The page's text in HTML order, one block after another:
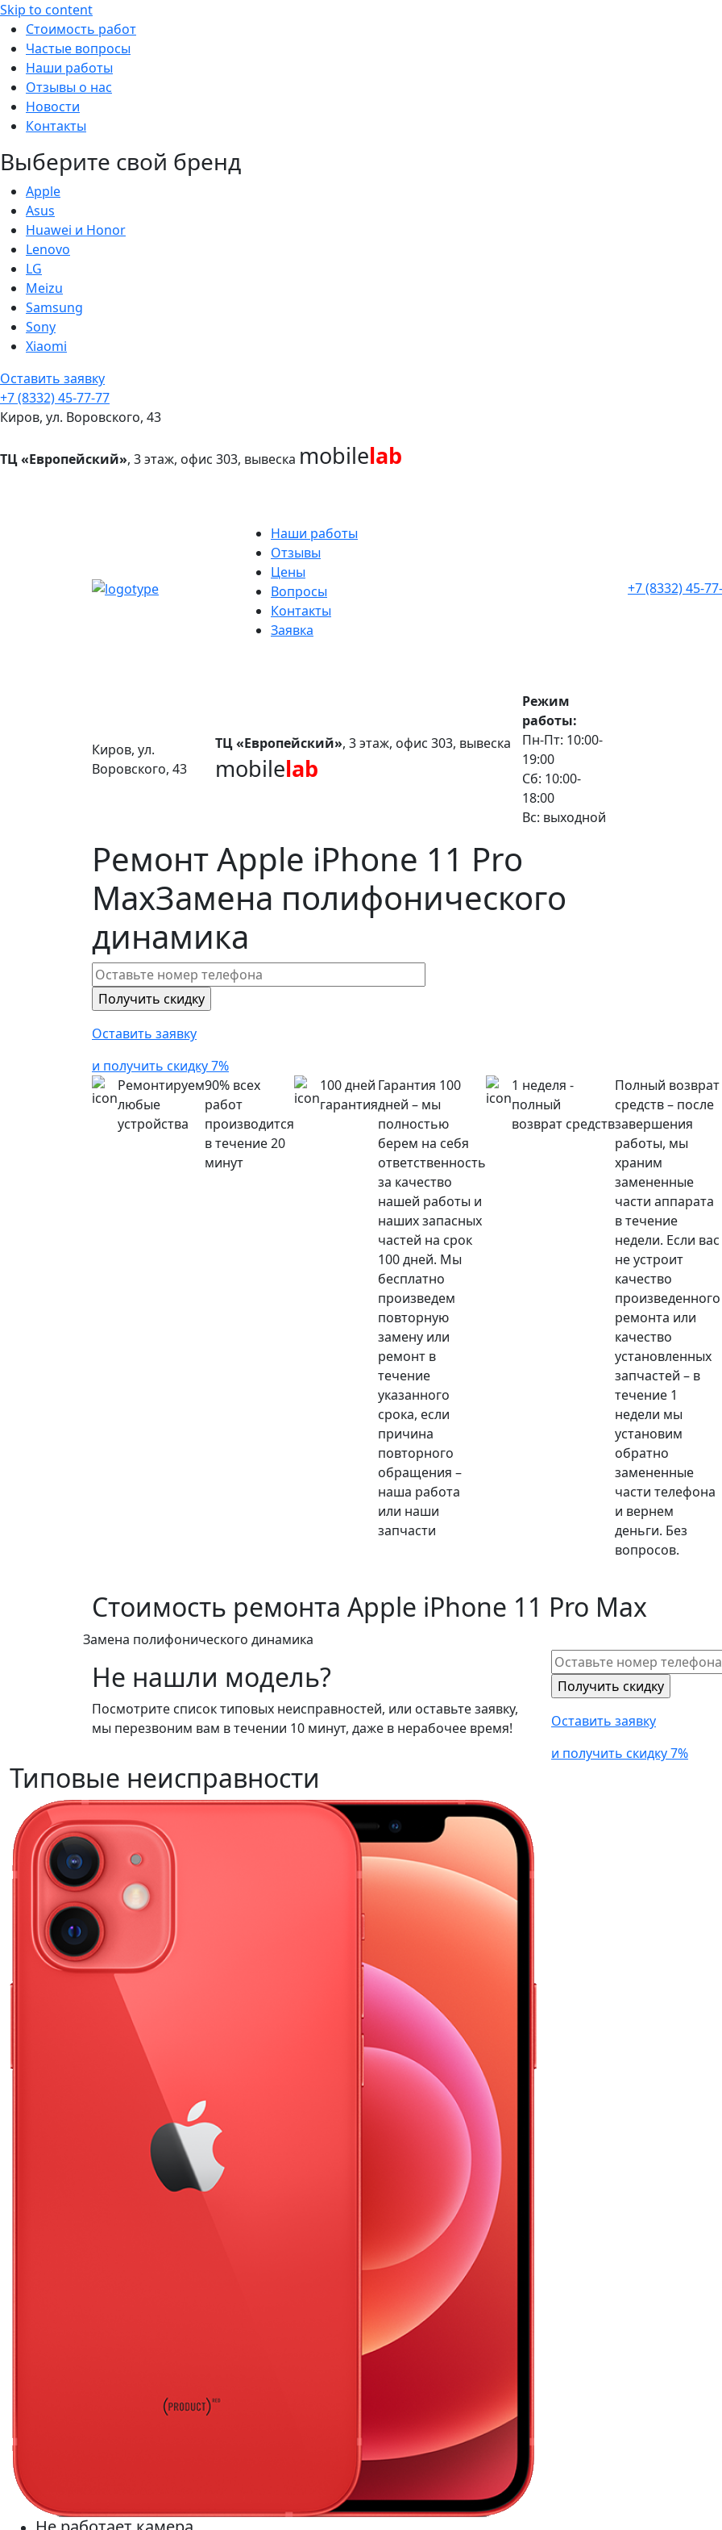
Skip to content
Стоимость работ
Частые вопросы
Наши работы
Отзывы о нас
Новости
Контакты
Выберите свой бренд
Apple
Asus
Huawei и Honor
Lenovo
LG
Meizu
Samsung
Sony
Xiaomi
Оставить заявку
+7 (8332) 45-77-77
Киров, ул. Воровского, 43
ТЦ «Европейский», 3 этаж, офис 303, вывеска mobilelab
Наши работы
Отзывы
Цены
Вопросы
Контакты
Заявка
+7 (8332) 45-
Киров, ул.
Воровского, 43
ТЦ «Европейский», 3 этаж, офис 303, вывеска
mobilelab
Режим
работы:
Пн-Пт: 10:00-
19:00
Сб: 10:00-
18:00
Вс: выходной
Ремонт Apple iPhone 11 Pro
MaxЗамена полифонического
динамика
Оставить заявку
и получить скидку 7%
Ремонтируем
любые
устройства
90% всех
работ
производится
в течение 20
минут
100 дней
гарантия
Гарантия 100
дней – мы
полностью
берем на себя
ответственность
за качество
нашей работы и
наших запасных
частей на срок
100 дней. Мы
бесплатно
произведем
повторную
замену или
ремонт в
течение
указанного
срока, если
причина
повторного
обращения –
наша работа
или наши
запчасти
1 неделя -
полный
возврат средств
Полный возврат
средств – после
завершения
работы, мы
храним
замененные
части аппарата
в течение
недели. Если вас
не устроит
качество
произведенного
ремонта или
качество
установленных
запчастей – в
течение 1
недели мы
установим
обратно
замененные
части телефона
и вернем
деньги. Без
вопросов.
Стоимость ремонта Apple iPhone 11 Pro Max
Замена полифонического динамика
Не нашли модель?
Посмотрите список типовых неисправностей, или оставьте заявку,
мы перезвоним вам в течении 10 минут, даже в нерабочее время!
Оставить заявку
и получить скидку 7%
Типовые неисправности